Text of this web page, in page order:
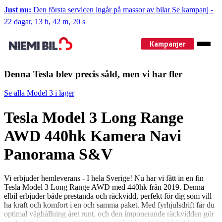
Just nu: Den första servicen ingår på massor av bilar Se kampanj -
22 dagar, 13 h, 42 m, 19 s
Kampanjer
Denna Tesla blev precis såld, men vi har fler
Se alla Model 3 i lager
Tesla Model 3 Long Range
AWD 440hk Kamera Navi
Panorama S&V
Vi erbjuder hemleverans - I hela Sverige! Nu har vi fått in en fin
Tesla Model 3 Long Range AWD med 440hk från 2019. Denna
elbil erbjuder både prestanda och räckvidd, perfekt för dig som vill
ha kraft och komfort i en och samma paket. Med fyrhjulsdrift får du
optimal väghållning året runt, och den imponerande räckvidden gör